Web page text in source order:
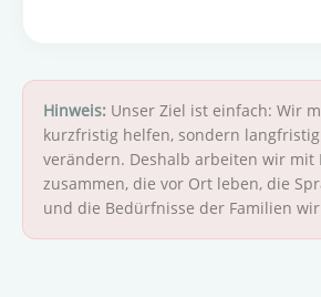
Hinweis: Unser Ziel ist einfach: Wir
kurzfristig helfen, sondern
verändern. Deshalb arbeiten wir mit
zusammen, die vor Ort leben, die
und die Bedürfnisse der Familien